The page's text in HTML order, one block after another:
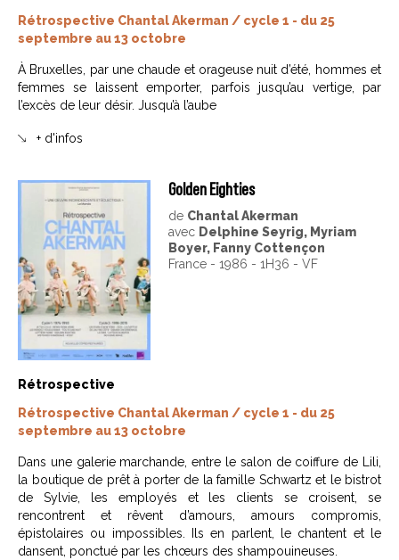
Rétrospective Chantal Akerman / cycle 1 - du 25
septembre au 13 octobre
À Bruxelles, par une chaude et orageuse nuit d’été, hommes et
femmes se laissent emporter, parfois jusqu’au vertige, par
l’excès de leur désir. Jusqu’à l’aube
+ d'infos
Golden Eighties
de Chantal Akerman
avec Delphine Seyrig, Myriam
Boyer, Fanny Cottençon
France - 1986 - 1H36 - VF
Rétrospective
Rétrospective Chantal Akerman / cycle 1 - du 25
septembre au 13 octobre
Dans une galerie marchande, entre le salon de coiffure de Lili,
la boutique de prêt à porter de la famille Schwartz et le bistrot
de Sylvie, les employés et les clients se croisent, se
rencontrent et rêvent d’amours, amours compromis,
épistolaires ou impossibles. Ils en parlent, le chantent et le
dansent, ponctué par les chœurs des shampouineuses.